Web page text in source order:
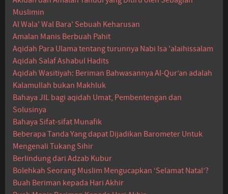
Muslimin
Al Wala' Wal Bara' Sebuah Keharusan
Amalan Manis Berbuah Pahit
Aqidah Para Ulama tentang turunnya Nabi Isa 'alaihissalam
Aqidah Salaf Ashabul Hadits
Aqidah Wasitiyah: Beriman Bahwasannya Al-Qur’an adalah
Kalamullah bukan Makhluk
Bahaya JIL bagi aqidah Umat, Pembentengan dan
Solusinya
Bahaya Sifat-sifat Munafik
Beberapa Tanda Yang dapat Dijadikan Barometer Untuk
Mengenali Tukang Sihir
Berlindung dari Adzab Kubur
Bolehkah Seorang Muslim Mengucapkan ‘Selamat Natal’?
Buah Beriman kepada Hari Akhir